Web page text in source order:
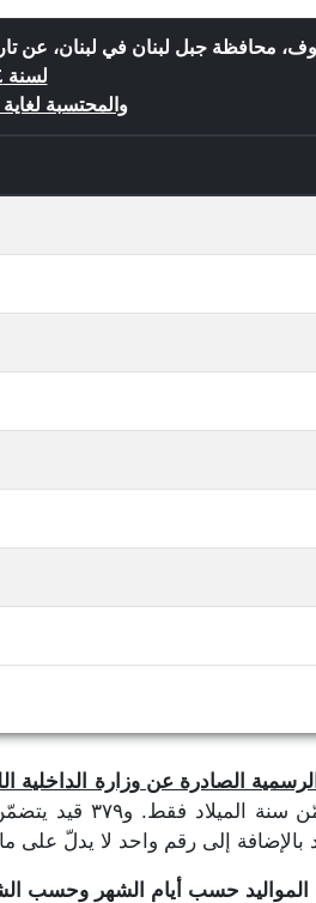
محافظة جبل لبنان في لبنان، عن
لسنة ٢٠١٤
والمحتسبة لغاية
الصادرة عن وزارة الداخلية
تاريخ الميلاد،
المواليد حسب أيام الشهر وحسب